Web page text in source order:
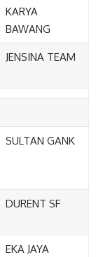
KARYA
BAWANG
JENSINA TEAM
SULTAN GANK
DURENT SF
EKA JAYA